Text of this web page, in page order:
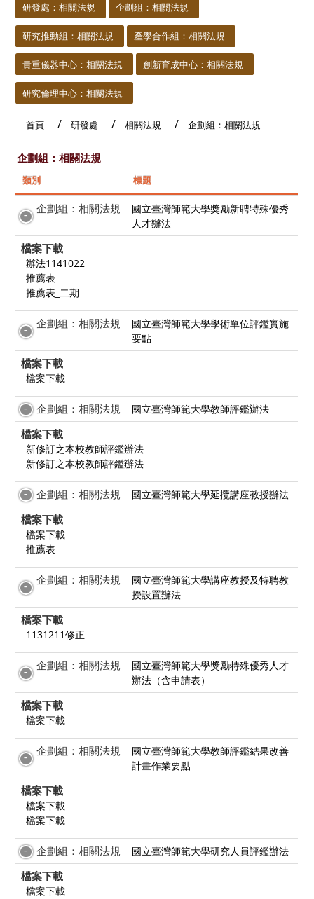
研發處：相關法規 企劃組：相關法規
研究推動組：相關法規 產學合作組：相關法規
貴重儀器中心：相關法規 創新育成中心：相關法規
研究倫理中心：相關法規
首頁 研發處 相關法規 企劃組：相關法規
企劃組：相關法規
類別 標題
企劃組：相關法規
國立臺灣師範大學獎勵新聘特殊優秀
人才辦法
檔案下載
辦法1141022
推薦表
推薦表_二期
企劃組：相關法規
國立臺灣師範大學學術單位評鑑實施
要點
檔案下載
檔案下載
企劃組：相關法規 國立臺灣師範大學教師評鑑辦法
檔案下載
新修訂之本校教師評鑑辦法
新修訂之本校教師評鑑辦法
企劃組：相關法規 國立臺灣師範大學延攬講座教授辦法
檔案下載
檔案下載
推薦表
企劃組：相關法規
國立臺灣師範大學講座教授及特聘教
授設置辦法
檔案下載
1131211修正
企劃組：相關法規
國立臺灣師範大學獎勵特殊優秀人才
辦法（含申請表）
檔案下載
檔案下載
企劃組：相關法規
國立臺灣師範大學教師評鑑結果改善
計畫作業要點
檔案下載
檔案下載
檔案下載
企劃組：相關法規 國立臺灣師範大學研究人員評鑑辦法
檔案下載
檔案下載